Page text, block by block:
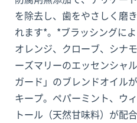
を除去し、歯をやさしく磨
れます*。*ブラッシングに
オレンジ、クローブ、シナ
ーズマリーのエッセンシャ
ガード」のブレンドオイル
キープ。ペパーミント、ウ
トール（天然甘味料）が配